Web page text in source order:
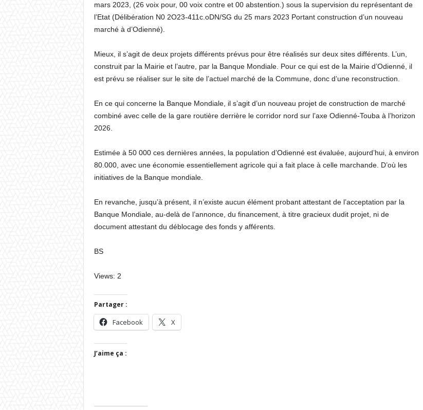
mars 2023, (26 voix pour, 00 voix contre et 00 abstention.) sous la supervision du représentant de
l’Etat (Délibération N0 2O23-411c.oDN/SG du 25 mars 2023 Portant construction d’un nouveau
marché à d’Odienné).
Mieux, il s’agit de deux projets différents prévus pour être réalisés sur deux sites différents. L’un,
construit par la Mairie et l’autre, par la Banque Mondiale. Pour ce qui est de la Mairie d’Odienné, il
est prévu se réaliser sur le site de l’actuel marché de la Commune, donc d’une reconstruction.
En ce qui concerne la Banque Mondiale, il s’agit d’un nouveau projet de construction de marché
combiné avec celle de la gare routière derrière le corridor nord sur l’axe Odienné-Touba à l’horizon
2026.
Estimée à 50 000 ces dernières années, la population d’Odienné est évaluée, aujourd’hui, à environ
80.000, avec une économie essentiellement agricole qui a fait place à celle marchande. D’où les
initiatives de la Banque mondiale.
En revanche, jusqu’à présent, il n’existe aucun élément probant attestant de l’acceptation par la
Banque Mondiale, au-delà de l’annonce, du financement, à titre gracieux dudit projet, ni de
document attestant du déblocage des fonds y afférents.
BS
Views: 2
Partager :
Facebook X
J’aime ça :